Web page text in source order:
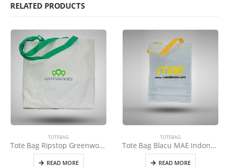
RELATED PRODUCTS
TOTEBAG
Tote Bag Ripstop Greenwoods Belle Legoso Residence Krem Tali Hijau
READ MORE
TOTEBAG
Tote Bag Blacu MAE Indonesia Tali Kuning
READ MORE